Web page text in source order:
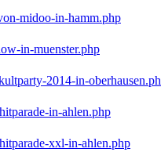
midoo-in-hamm.php
in-muenster.php
2014-in-
in-ahlen.php
xxl-in-ahlen.php